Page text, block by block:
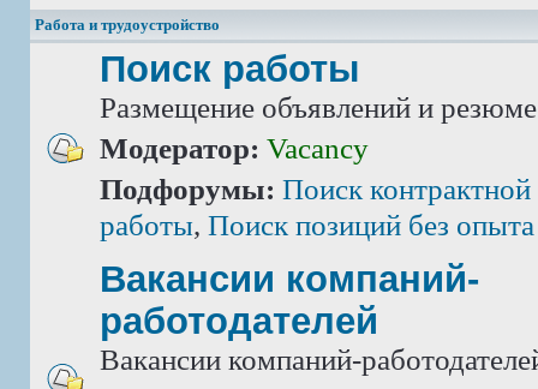
Работа и трудоустройство
Поиск работы
Размещение объявлений и резюме
Модератор: Vacancy
Подфорумы: Поиск
работы, Поиск позиций без
Вакансии компаний-
работодателей
Вакансии компаний-